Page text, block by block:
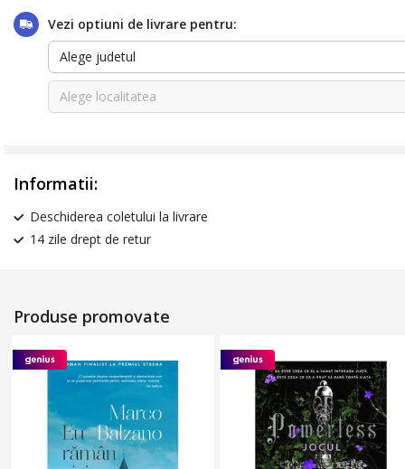
Vezi optiuni de livrare pentru:
Alege judetul
Alege localitatea
Informatii:
Deschiderea coletului la livrare
14 zile drept de retur
Produse promovate